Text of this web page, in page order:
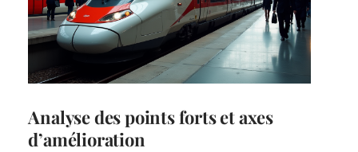
Analyse des points forts et axes
d’amélioration